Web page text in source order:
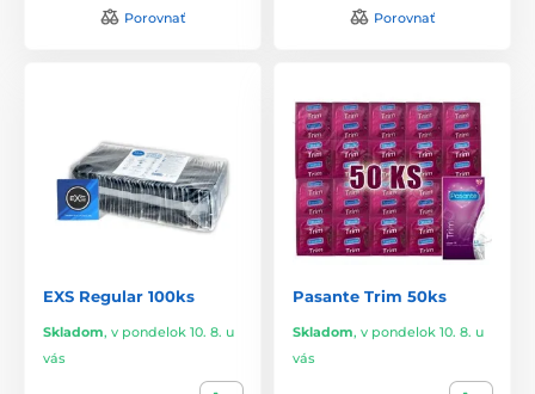
Porovnať Porovnať
EXS Regular 100ks
Skladom, v pondelok 10. 8. u
vás
Pasante Trim 50ks
Skladom, v pondelok 10. 8. u
vás